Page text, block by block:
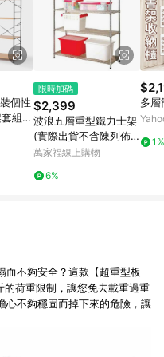
個性
組
限時加碼
$2,399
波浪五層重型鐵力士架
(實際出貨不含陳列佈
置物)
萬家福線上購物
6%
多層
1%
而不夠安全？這款【超重型板
荷重限制，讓您免去載重過重
心不夠穩固而掉下來的危險，讓